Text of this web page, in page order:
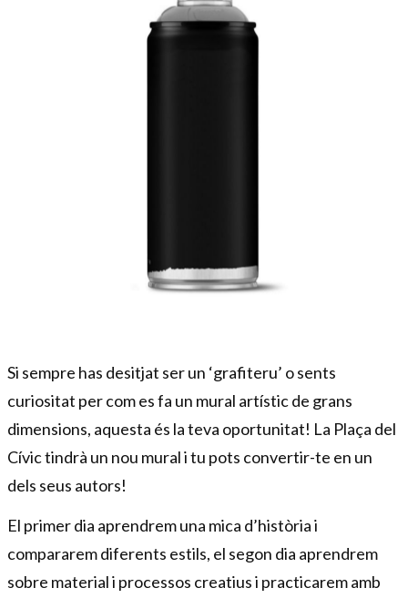
Si sempre has desitjat ser un ‘grafiteru’ o sents
curiositat per com es fa un mural artístic de grans
dimensions, aquesta és la teva oportunitat! La Plaça del
Cívic tindrà un nou mural i tu pots convertir-te en un
dels seus autors!
El primer dia aprendrem una mica d’història i
compararem diferents estils, el segon dia aprendrem
sobre material i processos creatius i practicarem amb